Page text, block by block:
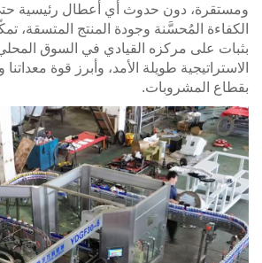
ومستقرة، دون حدوث أي أعطال رئيسية
الكفاءة المُحسَّنة وجودة المنتج المتسقة،
بثبات على مركزه القيادي في السوق
الاستراتيجية طويلة الأمد، وأبرز قوة
بقطاع المشروبات.